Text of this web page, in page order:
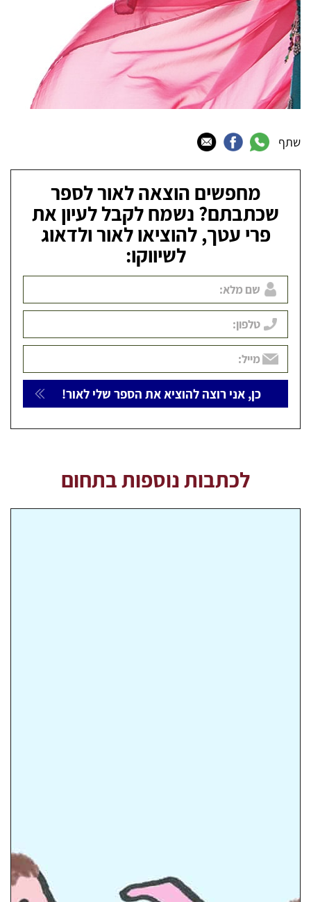
שתף
מחפשים הוצאה לאור לספר
שכתבתם? נשמח לקבל לעיון את
פרי עטך, להוציאו לאור ולדאוג
לשיווקו:
לכתבות נוספות בתחום